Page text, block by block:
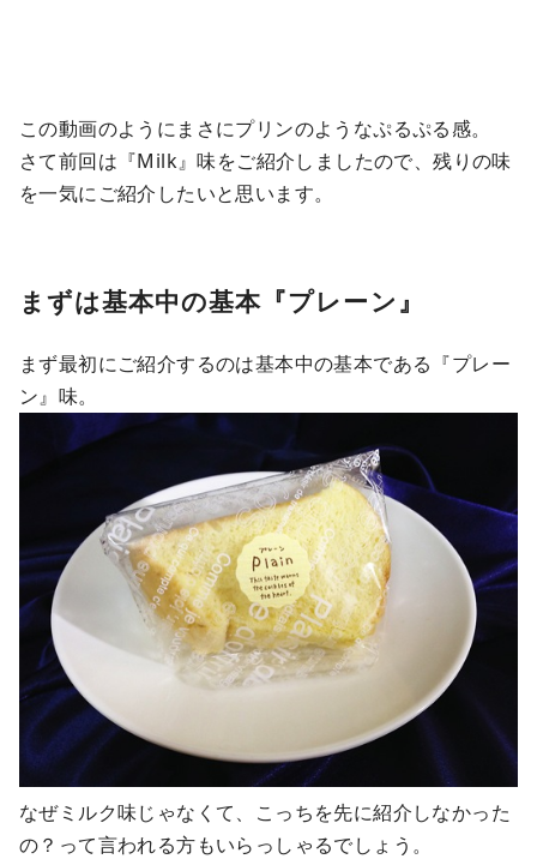
この動画のようにまさにプリンのようなぷるぷる感。
さて前回は『Milk』味をご紹介しましたので、残りの味
を一気にご紹介したいと思います。
まずは基本中の基本『プレーン』
まず最初にご紹介するのは基本中の基本である『プレー
ン』味。
なぜミルク味じゃなくて、こっちを先に紹介しなかった
の？って言われる方もいらっしゃるでしょう。